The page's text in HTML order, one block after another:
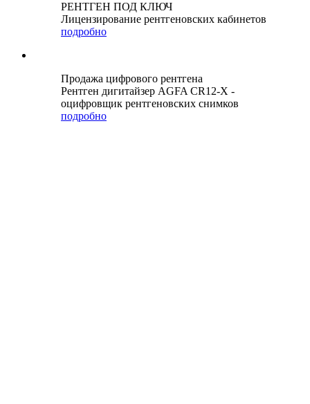
РЕНТГЕН ПОД КЛЮЧ
Лицензирование рентгеновских кабинетов
подробно
Продажа цифрового рентгена
Рентген дигитайзер AGFA CR12-X -
оцифровщик рентгеновских снимков
подробно